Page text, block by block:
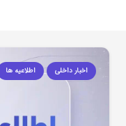
اخبار داخلی اطلاعیه ها